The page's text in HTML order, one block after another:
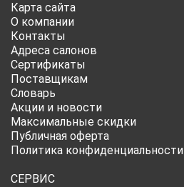
Карта сайта
О компании
Контакты
Адреса салонов
Сертификаты
Поставщикам
Словарь
Акции и новости
Максимальные скидки
Публичная оферта
Политика конфиденциальности
СЕРВИС